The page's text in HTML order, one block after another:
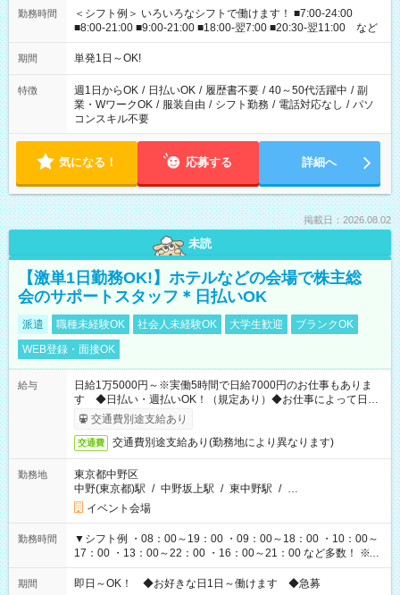
勤務時間
＜シフト例＞ いろいろなシフトで働けます！ ■7:00-24:00
■8:00-21:00 ■9:00-21:00 ■18:00-翌7:00 ■20:30-翌11:00 など
期間 単発1日～OK!
特徴 週1日からOK / 日払いOK / 履歴書不要 / 40～50代活躍中 / 副
業・WワークOK / 服装自由 / シフト勤務 / 電話対応なし / パソ
コンスキル不要
気になる！ 応募する 詳細へ
掲載日：2026.08.02
未読
【激単1日勤務OK!】ホテルなどの会場で株主総
会のサポートスタッフ＊日払いOK
派遣 職種未経験OK 社会人未経験OK 大学生歓迎
ブランクOK
WEB登録・面接OK
給与
日給1万5000円～※実働5時間で日給7000円のお仕事もありま
す ◆日払い・週払いOK！（規定あり）◆お仕事によって日給
も異なります
交通費別途支給あり
交通費 交通費別途支給あり(勤務地により異なります)
勤務地
東京都中野区
中野(東京都)駅 / 中野坂上駅 / 東中野駅 / …
イベント会場
勤務時間
▼シフト例 ・08：00～19：00 ・09：00～18：00 ・10：00～
17：00 ・13：00～22：00 ・16：00～21：00 など多数！ ※お
仕事により勤務時間が異なります
期間 即日～OK！ ◆お好きな日1日～働けます ◆急募